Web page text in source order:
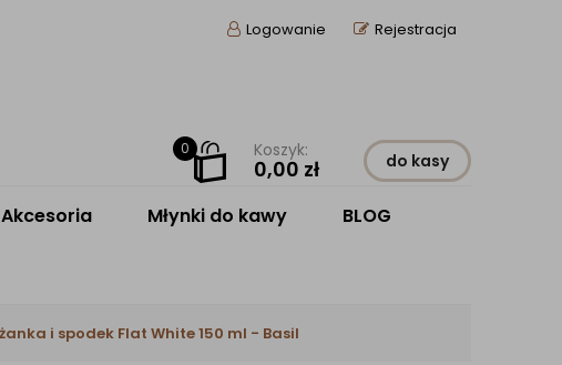
Logowanie Rejestracja
0 Koszyk:
0,00 zł do kasy
Akcesoria Młynki do kawy BLOG
i spodek Flat White 150 ml - Basil